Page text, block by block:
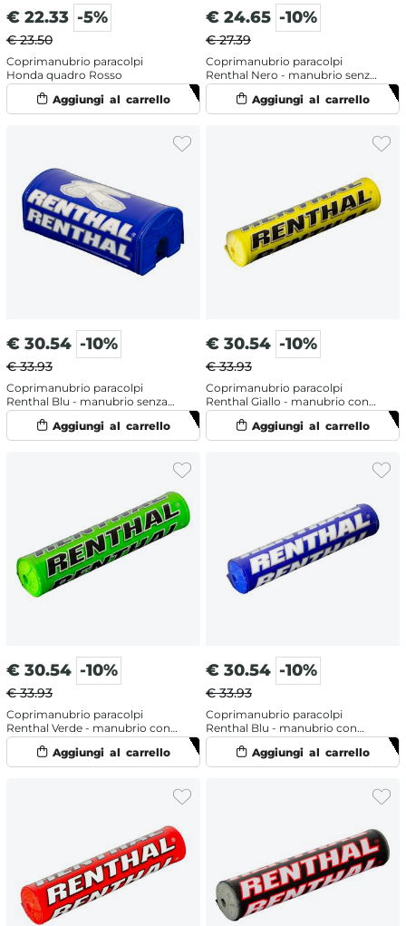
€ 22.33 -5%
€ 23.50
Coprimanubrio paracolpi
Honda quadro Rosso
€ 24.65 -10%
€ 27.39
Coprimanubrio paracolpi
Renthal Nero - manubrio senza
traversino
€ 30.54 -10%
€ 33.93
Coprimanubrio paracolpi
Renthal Blu - manubrio senza
traversino
€ 30.54 -10%
€ 33.93
Coprimanubrio paracolpi
Renthal Giallo - manubrio con
traversino
€ 30.54 -10%
€ 33.93
Coprimanubrio paracolpi
Renthal Verde - manubrio con
traversino
€ 30.54 -10%
€ 33.93
Coprimanubrio paracolpi
Renthal Blu - manubrio con
traversino